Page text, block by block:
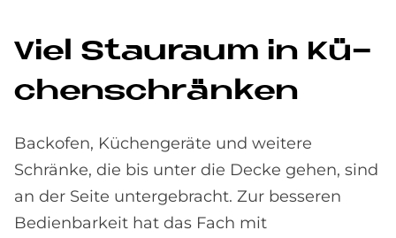
Viel Stau­raum in Kü­
chen­schrän­ken
Backofen, Küchengeräte und weitere
Schränke, die bis unter die Decke gehen, sind
an der Seite untergebracht. Zur besseren
Bedienbarkeit hat das Fach mit